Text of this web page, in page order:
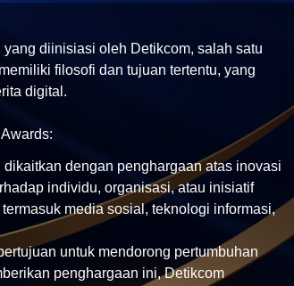
diinisiasi oleh Detikcom, salah satu
filosofi dan tujuan tertentu, yang
digital.
dengan penghargaan atas inovasi
individu, organisasi, atau inisiatif
media sosial, teknologi informasi,
untuk mendorong pertumbuhan
penghargaan ini, Detikcom